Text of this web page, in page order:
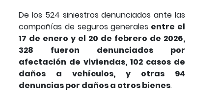
De los 524 siniestros denunciados ante las
compañías de seguros generales entre el
17 de enero y el 20 de febrero de 2026,
328 fueron denunciados por
afectación de viviendas, 102 casos de
daños a vehículos, y otras 94
denuncias por daños a otros bienes.